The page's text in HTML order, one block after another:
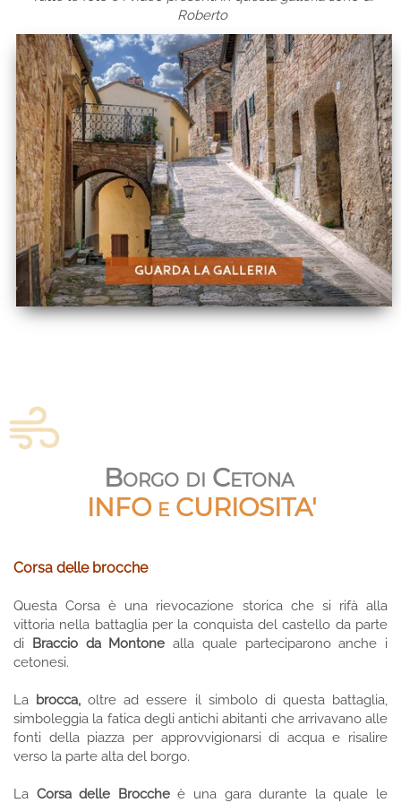
Roberto
Borgo di Cetona
INFO e CURIOSITA'
Corsa delle brocche
Questa Corsa è una rievocazione storica che si rifà alla
vittoria nella battaglia per la conquista del castello da parte
di Braccio da Montone alla quale parteciparono anche i
cetonesi.
La brocca, oltre ad essere il simbolo di questa battaglia,
simboleggia la fatica degli antichi abitanti che arrivavano alle
fonti della piazza per approvvigionarsi di acqua e risalire
verso la parte alta del borgo.
La Corsa delle Broccheè una gara durante la quale le